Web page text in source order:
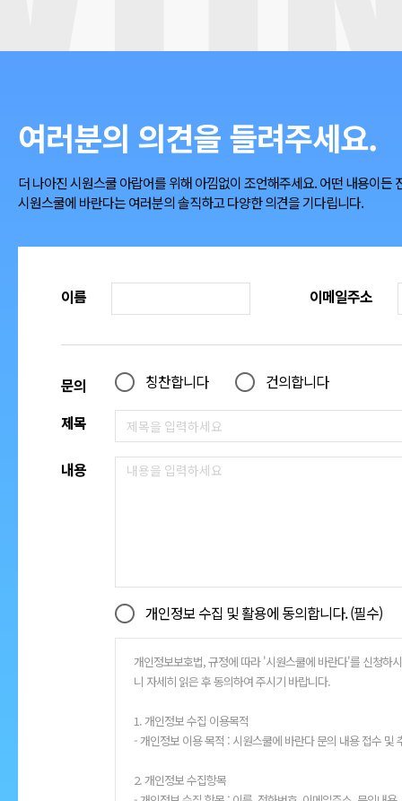
여러분의 의견을 들려주세요.
더 나아진 시원스쿨 아랍어를 위해 아낌없이 조언해주세요. 어떤 내용이든
시원스쿨에 바란다는 여러분의 솔직하고 다양한 의견을 기다립니다.
이름 이메일주소
문의 칭찬합니다
건의합니다
제목
내용
개인정보 수집 및 활용에 동의합니다. (필수)
개인정보보호법, 규정에 따라 '시원스쿨에 바란다'를 신청하
니 자세히 읽은 후 동의하여 주시기 바랍니다.
1. 개인정보 수집 이용목적
- 개인정보 이용 목적 : 시원스쿨에 바란다 문의 내용 접수 및
2. 개인정보 수집항목